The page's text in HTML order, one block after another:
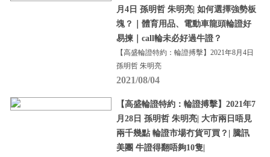
月4日 孫明哲 朱明亮| 如何選擇強勢板
塊？｜體育用品、電動車龍頭輪證好
易揀｜call輪未必好過牛證？
【高盛輪證特約：輪證搏擊】2021年8月4日
孫明哲 朱明亮
2021/08/04
【高盛輪證特約：輪證搏擊】2021年7
月28日 孫明哲 朱明亮| 大市兩日唔見
兩千幾點 輪證市場冇貨可買？| 騰訊
美團 牛證得翻唔夠10隻|